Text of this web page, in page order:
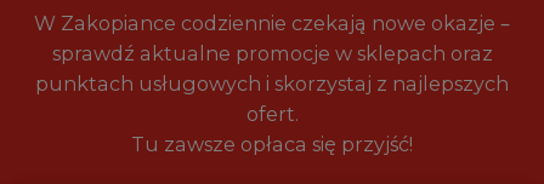
W Zakopiance codziennie czekają nowe okazje –
sprawdź aktualne promocje w sklepach oraz
punktach usługowych i skorzystaj z najlepszych
ofert.
Tu zawsze opłaca się przyjść!